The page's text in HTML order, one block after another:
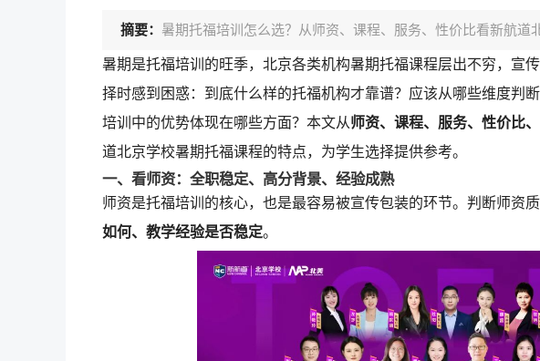
摘要： 暑期托福培训怎么选？从师资、课程、服务、性价比看新航道
暑期是托福培训的旺季，北京各类机构暑期托福课程层出不穷，宣
择时感到困惑：到底什么样的托福机构才靠谱？应该从哪些维度判
培训中的优势体现在哪些方面？本文从师资、课程、服务、性价比
道北京学校暑期托福课程的特点，为学生选择提供参考。
一、看师资：全职稳定、高分背景、经验成熟
师资是托福培训的核心，也是最容易被宣传包装的环节。判断师资质
如何、教学经验是否稳定。